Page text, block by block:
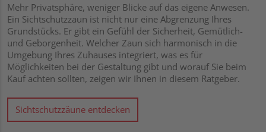
Mehr Privatsphäre, weniger Blicke auf das eigene Anwesen.
Ein Sichtschutzzaun ist nicht nur eine Abgrenzung Ihres
Grundstücks. Er gibt ein Gefühl der Sicherheit, Gemütlich-
und Geborgenheit. Welcher Zaun sich harmonisch in die
Umgebung Ihres Zuhauses integriert, was es für
Möglichkeiten bei der Gestaltung gibt und worauf Sie beim
Kauf achten sollten, zeigen wir Ihnen in diesem Ratgeber.
Sichtschutzzäune entdecken